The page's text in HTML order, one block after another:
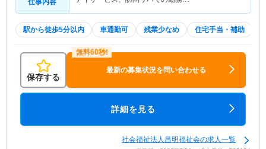
仕事内容
駅から徒歩5分以内 車通勤可 残業少なめ 住宅手当・補助
保存する
最新の募集状況を問い合わせる
詳細を見る
社会福祉法人昌明福祉会の求人一覧